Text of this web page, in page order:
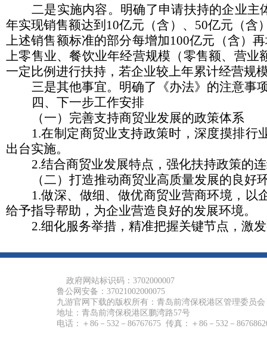
二是实施内容。 明确了申请扶持的企业主
年实现销售额达到10亿元（含）、50亿元（含
上述销售额标准的部分每增加100亿元（含）
上零售业、餐饮业年经营规模（零售额、营业
一定比例进行扶持，若企业较上年累计经营规
三是其他事宜。 明确了《办法》的注意事
四、下一步工作安排
（一）完善支持商贸业发展的政策体系
1.在制定商贸业支持政策时，深度摸排行
出台实施。
2.结合商贸业发展特点，强化扶持政策的
（二）打造推动商贸业高质量发展的良好
1.做深、做细、做优商贸业营商环境，以
给予指导帮助，为企业营造良好的发展环境。
2.细化服务举措，精准把握关键节点，激
政府网站标识码：3702000007
鲁公网安备：37021002000075
九游官网下载的版权所有：青岛前湾保税港区管理委员会
地址：青岛前湾保税港区鹏湾路57号
电话：＋86－532－86767675 传真：＋86－532－